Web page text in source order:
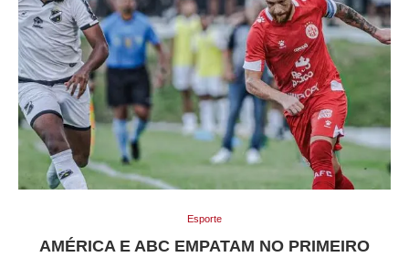
Esporte
AMÉRICA E ABC EMPATAM NO PRIMEIRO